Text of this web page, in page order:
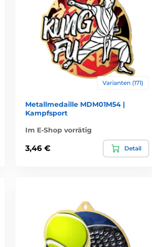
Varianten (171)
Metallmedaille MDM01M54 |
Kampfsport
Im E-Shop vorrätig
3,46 € Detail